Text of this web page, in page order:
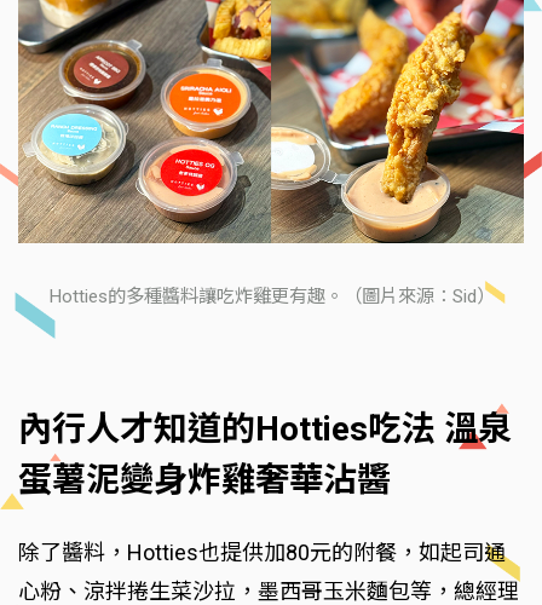
Hotties的多種醬料讓吃炸雞更有趣。（圖片來源：Sid）
內行人才知道的Hotties吃法 溫泉
蛋薯泥變身炸雞奢華沾醬
除了醬料，Hotties也提供加80元的附餐，如起司通
心粉、涼拌捲生菜沙拉，墨西哥玉米麵包等，總經理